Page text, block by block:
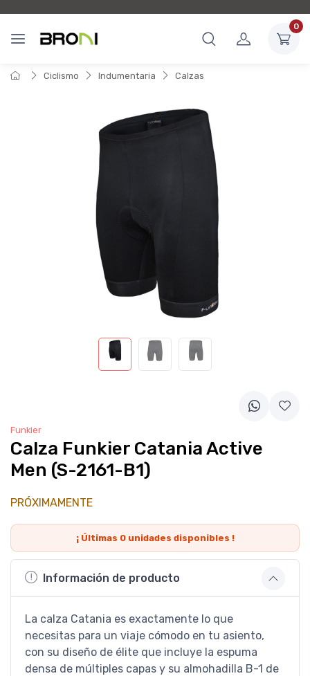
0
Ciclismo Indumentaria Calzas
Funkier
Calza Funkier Catania Active
Men (S-2161-B1)
PRÓXIMAMENTE
¡ Últimas 0unidades disponibles !
Información de producto
La calza Catania es exactamente lo que
necesitas para un viaje cómodo en tu asiento,
con su diseño de élite que incluye la espuma
densa de múltiples capas y su almohadilla B-1 de